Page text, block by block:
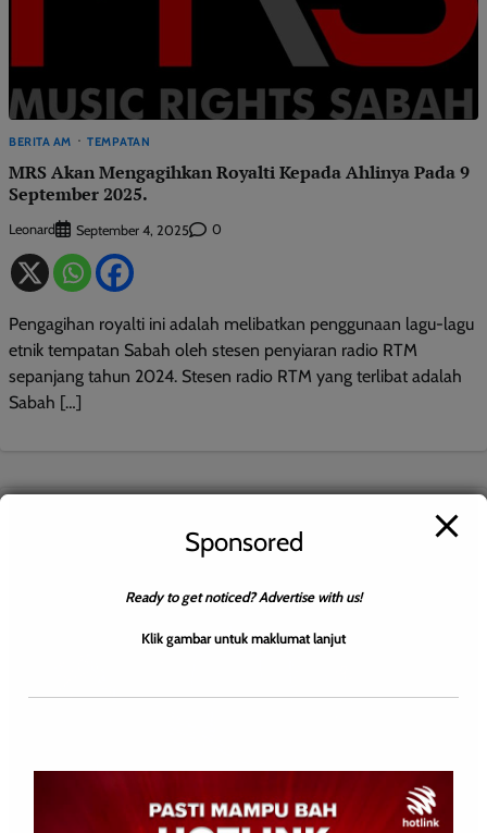
BERITA AM TEMPATAN
MRS Akan Mengagihkan Royalti Kepada Ahlinya Pada 9
September 2025.
Leonard September 4, 2025 0
Pengagihan royalti ini adalah melibatkan penggunaan lagu-lagu
etnik tempatan Sabah oleh stesen penyiaran radio RTM
sepanjang tahun 2024. Stesen radio RTM yang terlibat adalah
Sabah […]
Sponsored
Ready to get noticed? Advertise with us!
Klik gambar untuk maklumat lanjut